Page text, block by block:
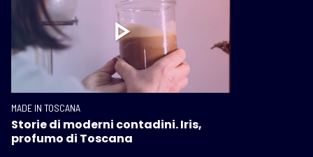
MADE IN TOSCANA
Storie di moderni contadini. Iris,
profumo di Toscana